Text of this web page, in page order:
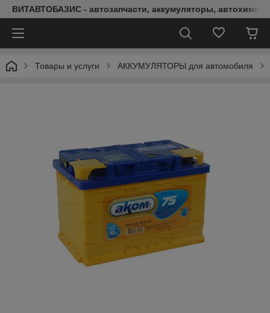
ВИТАВТОБАЗИС - автозапчасти, аккумуляторы, автохимия,
Товары и услуги АККУМУЛЯТОРЫ для автомобиля